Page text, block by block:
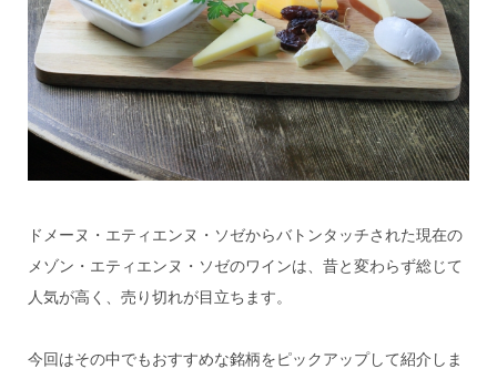
ドメーヌ・エティエンヌ・ソゼからバトンタッチされた現在の
メゾン・エティエンヌ・ソゼのワインは、昔と変わらず総じて
人気が高く、売り切れが目立ちます。
今回はその中でもおすすめな銘柄をピックアップして紹介しま